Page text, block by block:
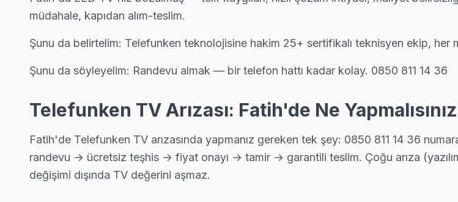
Fatih TV Servis Merkezi →
Binbirdirek Telefunken Servis
Cankurtaran Telefunken Servis
Fatih Telefunken Servis →
Cerrahpaşa Telefunken Servis
müdahale, kapıdan alım-teslim.
Şunu da belirtelim: Telefunken teknolojisine hakim 25+ sertifikalı teknisyen ekip, her
Şunu da söyleyelim: Randevu almak — bir telefon hattı kadar kolay. 0850 811 14 36
Telefunken TV Arızası: Fatih'de Ne
Fatih'de Telefunken TV arızasında yapmanız gereken tek şey: 0850 811 14 36
randevu → ücretsiz teşhis → fiyat onayı → tamir → garantili teslim. Çoğu arıza
değişimi dışında TV değerini aşmaz.